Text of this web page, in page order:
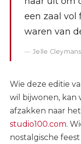
een zaal vol
waren van
Jelle Cleymans
Wie deze editie
wil bijwonen, kan
afzakken naar
studio100.com.
nostalgische